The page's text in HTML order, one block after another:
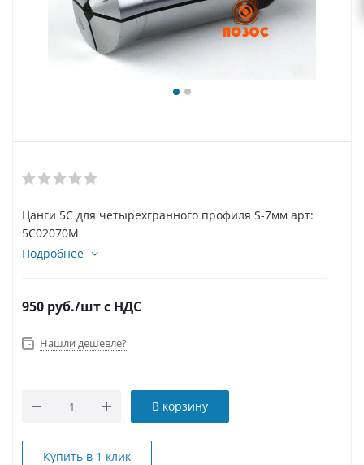
Цанги 5С для четырехгранного профиля S-7мм арт:
5C02070M
Подробнее
950 руб./штс НДС
Нашли дешевле?
В корзину
Купить в 1 клик